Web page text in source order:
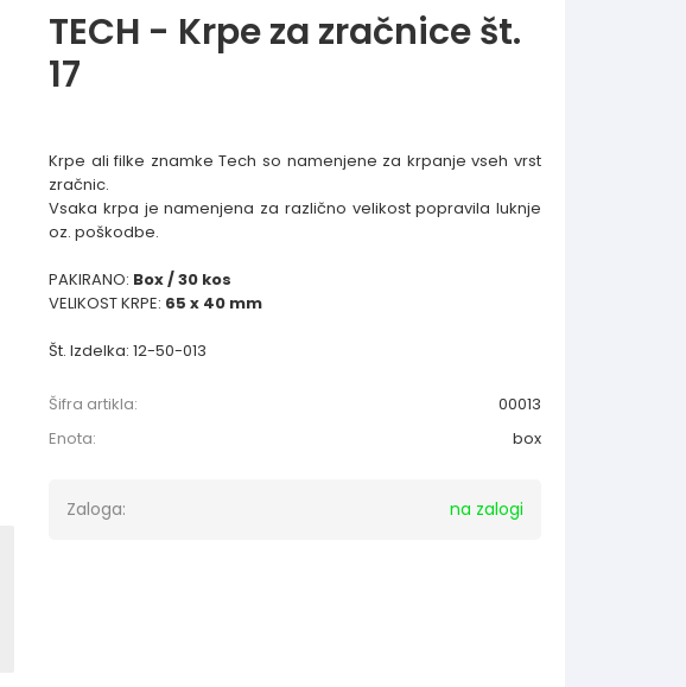
TECH - Krpe za zračnice št.
17
Krpe ali filke znamke Tech so namenjene za krpanje vseh vrst
zračnic.
Vsaka krpa je namenjena za različno velikost popravila luknje
oz. poškodbe.
PAKIRANO: Box / 30 kos
VELIKOST KRPE: 65 x 40 mm
Št. Izdelka: 12-50-013
Šifra artikla:
00013
Enota:
box
Zaloga: na zalogi